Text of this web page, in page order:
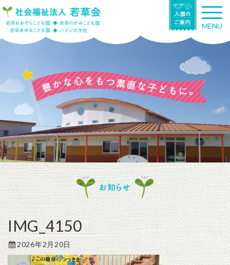
T
o
g
n
g
a
t
n
MENU
お知らせ
IMG_4150
2026年2月20日